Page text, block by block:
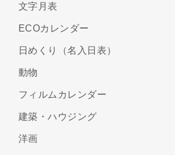
文字月表
ECOカレンダー
日めくり（名入日表）
動物
フィルムカレンダー
建築・ハウジング
洋画